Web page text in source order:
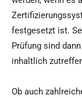
festgesetzt ist.
Prüfung sind
inhaltlich
Ob auch